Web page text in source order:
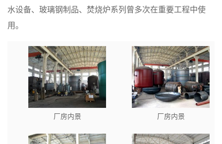
水设备、玻璃钢制品、焚烧炉系列曾多次在重要工程中使
用。
厂房内景 厂房内景